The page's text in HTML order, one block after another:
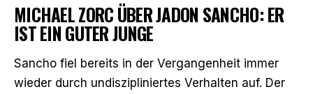
MICHAEL ZORC ÜBER JADON SANCHO: ER
IST EIN GUTER JUNGE
Sancho fiel bereits in der Vergangenheit immer
wieder durch undiszipliniertes Verhalten auf. Der